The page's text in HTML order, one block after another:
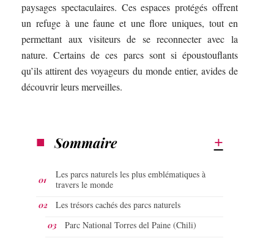
paysages spectaculaires. Ces espaces protégés offrent
un refuge à une faune et une flore uniques, tout en
permettant aux visiteurs de se reconnecter avec la
nature. Certains de ces parcs sont si époustouflants
qu’ils attirent des voyageurs du monde entier, avides de
découvrir leurs merveilles.
Sommaire
Les parcs naturels les plus emblématiques à
travers le monde
Les trésors cachés des parcs naturels
Parc National Torres del Paine (Chili)